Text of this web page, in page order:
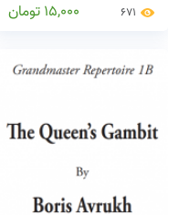
671
15,000 تومان